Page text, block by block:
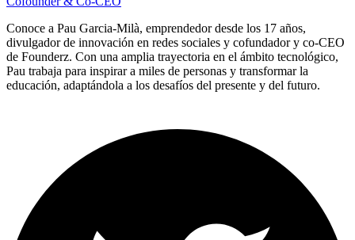
Conoce a Pau Garcia-Milà, emprendedor desde los 17 años,
divulgador de innovación en redes sociales y cofundador y co-CEO
de Founderz. Con una amplia trayectoria en el ámbito tecnológico,
Pau trabaja para inspirar a miles de personas y transformar la
educación, adaptándola a los desafíos del presente y del futuro.